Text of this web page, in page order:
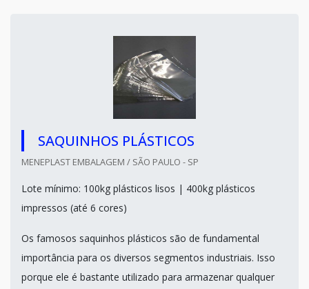
SAQUINHOS PLÁSTICOS
MENEPLAST EMBALAGEM / SÃO PAULO - SP
Lote mínimo: 100kg plásticos lisos | 400kg plásticos
impressos (até 6 cores)
Os famosos saquinhos plásticos são de fundamental
importância para os diversos segmentos industriais. Isso
porque ele é bastante utilizado para armazenar qualquer